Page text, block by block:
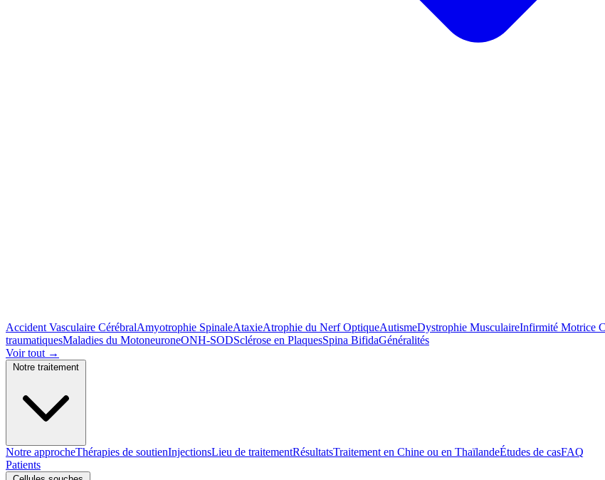
Accident Vasculaire CérébralAmyotrophie SpinaleAtaxieAtrophie du Nerf OptiqueAutismeDystrophie MusculaireInfirmité Motrice
traumatiquesMaladies du MotoneuroneONH-SODSclérose en PlaquesSpina BifidaGénéralités
Voir tout →
Notre approcheThérapies de soutienInjectionsLieu de traitementRésultatsTraitement en Chine ou en ThaïlandeÉtudes de casFAQ
Patients